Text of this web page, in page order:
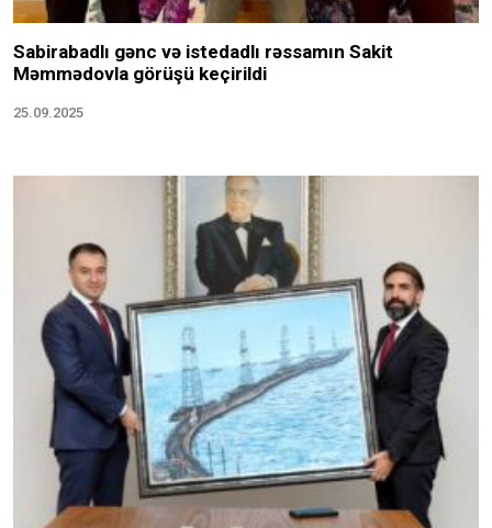
Sabirabadlı gənc və istedadlı rəssamın Sakit
Məmmədovla görüşü keçirildi
25.09.2025